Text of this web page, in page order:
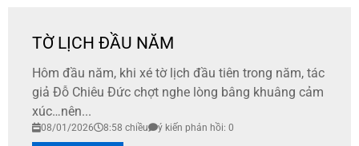
TỜ LỊCH ĐẦU NĂM
Hôm đầu năm, khi xé tờ lịch đầu tiên trong năm, tác
giả Đỗ Chiêu Đức chợt nghe lòng bâng khuâng cảm
xúc…nên...
08/01/2026 8:58 chiều ý kiến phản hồi: 0